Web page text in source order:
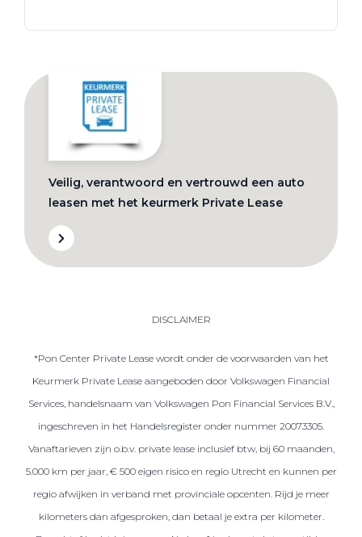
Veilig, verantwoord en vertrouwd een auto
leasen met het keurmerk Private Lease
DISCLAIMER
*Pon Center Private Lease wordt onder de voorwaarden van het
Keurmerk Private Lease aangeboden door Volkswagen Financial
Services, handelsnaam van Volkswagen Pon Financial Services B.V.,
ingeschreven in het Handelsregister onder nummer 20073305.
Vanaftarieven zijn o.b.v. private lease inclusief btw, bij 60 maanden,
5.000 km per jaar, € 500 eigen risico en regio Utrecht en kunnen per
regio afwijken in verband met provinciale opcenten. Rijd je meer
kilometers dan afgesproken, dan betaal je extra per kilometer.